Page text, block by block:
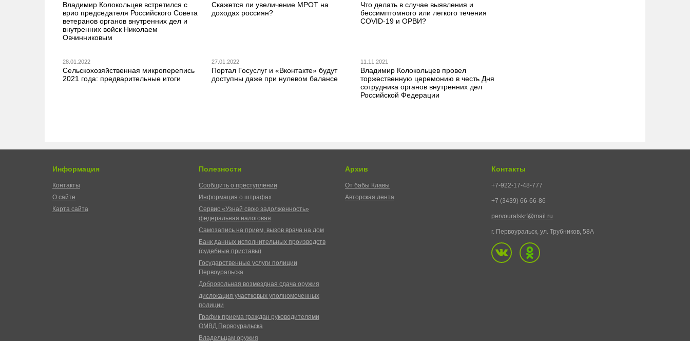
Владимир Колокольцев встретился с
врио председателя Российского Совета
ветеранов органов внутренних дел и
внутренних войск Николаем
Овчинниковым
Скажется ли увеличение МРОТ на
доходах россиян?
Что делать в случае выявления и
бессимптомного или легкого течения
COVID-19 и ОРВИ?
28.01.2022
Сельскохозяйственная микроперепись
2021 года: предварительные итоги
27.01.2022
Портал Госуслуг и «Вконтакте» будут
доступны даже при нулевом балансе
11.11.2021
Владимир Колокольцев провел
торжественную церемонию в честь Дня
сотрудника органов внутренних дел
Российской Федерации
Информация
Контакты
О сайте
Карта сайта
Полезности
Сообщить о преступлении
Информация о штрафах
Сервис «Узнай свою задолженность»
федеральная налоговая
Самозапись на прием, вызов врача на дом
Банк данных исполнительных производств
(судебные приставы)
Государственные услуги полиции
Первоуральска
Добровольная возмездная сдача оружия
дислокация участковых уполномоченных
полиции
График приема граждан руководителями
ОМВД Первоуральска
Владельцам оружия
Архив
От бабы Клавы
Авторская лента
Контакты
+7-922-17-48-777
+7 (3439) 66-66-86
pervouralskrf@mail.ru
г. Первоуральск, ул. Трубников, 58А